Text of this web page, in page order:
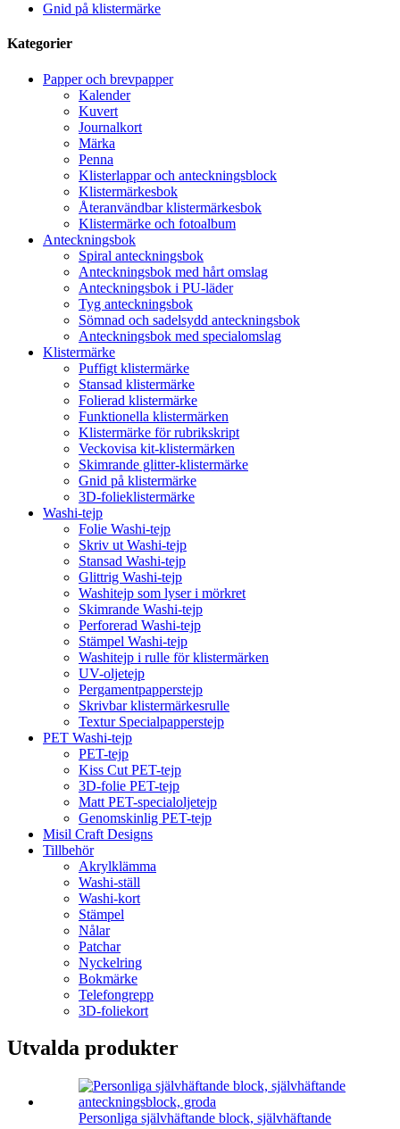
Gnid på klistermärke
Kategorier
Papper och brevpapper
Kalender
Kuvert
Journalkort
Märka
Penna
Klisterlappar och anteckningsblock
Klistermärkesbok
Återanvändbar klistermärkesbok
Klistermärke och fotoalbum
Anteckningsbok
Spiral anteckningsbok
Anteckningsbok med hårt omslag
Anteckningsbok i PU-läder
Tyg anteckningsbok
Sömnad och sadelsydd anteckningsbok
Anteckningsbok med specialomslag
Klistermärke
Puffigt klistermärke
Stansad klistermärke
Folierad klistermärke
Funktionella klistermärken
Klistermärke för rubrikskript
Veckovisa kit-klistermärken
Skimrande glitter-klistermärke
Gnid på klistermärke
3D-folieklistermärke
Washi-tejp
Folie Washi-tejp
Skriv ut Washi-tejp
Stansad Washi-tejp
Glittrig Washi-tejp
Washitejp som lyser i mörkret
Skimrande Washi-tejp
Perforerad Washi-tejp
Stämpel Washi-tejp
Washitejp i rulle för klistermärken
UV-oljetejp
Pergamentpapperstejp
Skrivbar klistermärkesrulle
Textur Specialpapperstejp
PET Washi-tejp
PET-tejp
Kiss Cut PET-tejp
3D-folie PET-tejp
Matt PET-specialoljetejp
Genomskinlig PET-tejp
Misil Craft Designs
Tillbehör
Akrylklämma
Washi-ställ
Washi-kort
Stämpel
Nålar
Patchar
Nyckelring
Bokmärke
Telefongrepp
3D-foliekort
Utvalda produkter
Personliga självhäftande block, självhäftande